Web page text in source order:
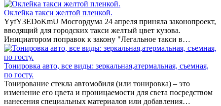
Оклейка такси желтой пленкой.
YyfY3EDoKmU Мосгордума 24 апреля приняла законопроект,
вводящий для городских такси желтый цвет кузова.
Инициатором поправок к закону "Легальное такси в…
Тонировка авто, все виды: зеркальная,атермальная, съемная,
по госту.
Тонирование стекла автомобиля (или тонировка) – это
изменение его цвета и проницаемости для света посредством
нанесения специальных материалов или добавления…